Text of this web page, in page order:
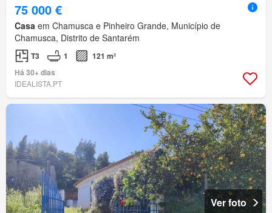
75 000 €
Casa em Chamusca e Pinheiro Grande, Município de
Chamusca, Distrito de Santarém
T3 1
121 m²
Há 30+ dias
IDEALISTA.PT
Ver foto